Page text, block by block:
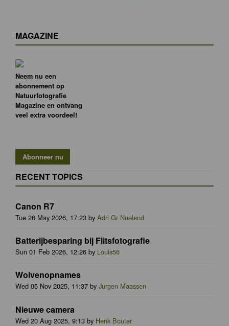
MAGAZINE
Neem nu een
abonnement op
Natuurfotografie
Magazine en ontvang
veel extra voordeel!
RECENT TOPICS
Canon R7
Tue 26 May 2026, 17:23 by Adri Gr Nuelend
Batterijbesparing bij Flitsfotografie
Sun 01 Feb 2026, 12:26 by Louis56
Wolvenopnames
Wed 05 Nov 2025, 11:37 by Jurgen Maassen
Nieuwe camera
Wed 20 Aug 2025, 9:13 by Henk Bouter